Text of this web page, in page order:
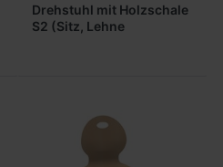
Drehstuhl mit Holzschale
S2 (Sitz, Lehne